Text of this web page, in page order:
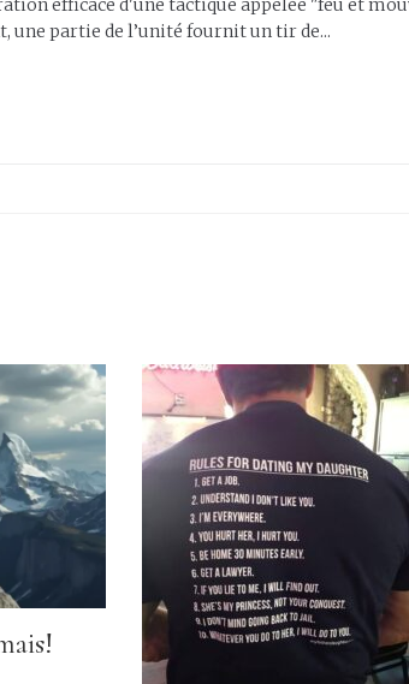
efficace d'une tactique appelée "feu et
une partie de l’unité fournit un tir de...